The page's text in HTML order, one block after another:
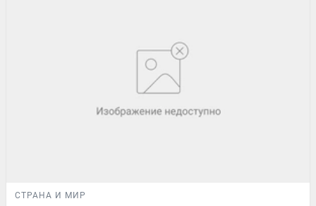
СТРАНА И МИР